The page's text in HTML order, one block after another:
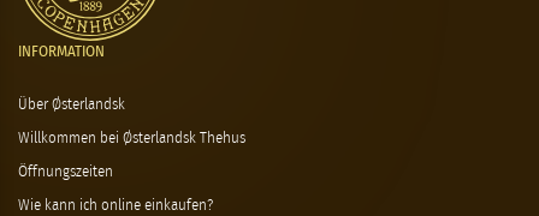
INFORMATION
Über Østerlandsk
Willkommen bei Østerlandsk Thehus
Öffnungszeiten
Wie kann ich online einkaufen?